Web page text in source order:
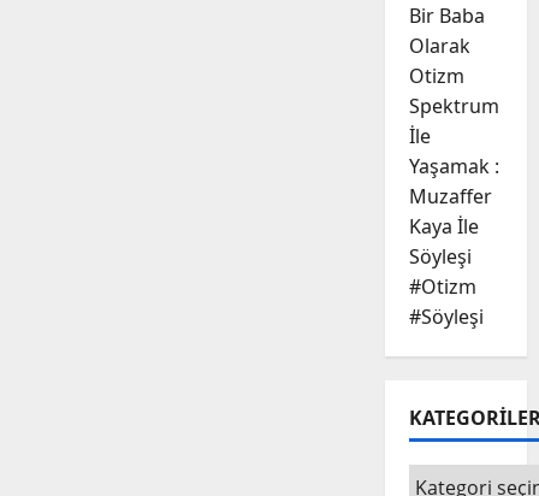
Bir Baba
Olarak
Otizm
Spektrum
İle
Yaşamak :
Muzaffer
Kaya İle
Söyleşi
#Otizm
#Söyleşi
KATEGORİLER